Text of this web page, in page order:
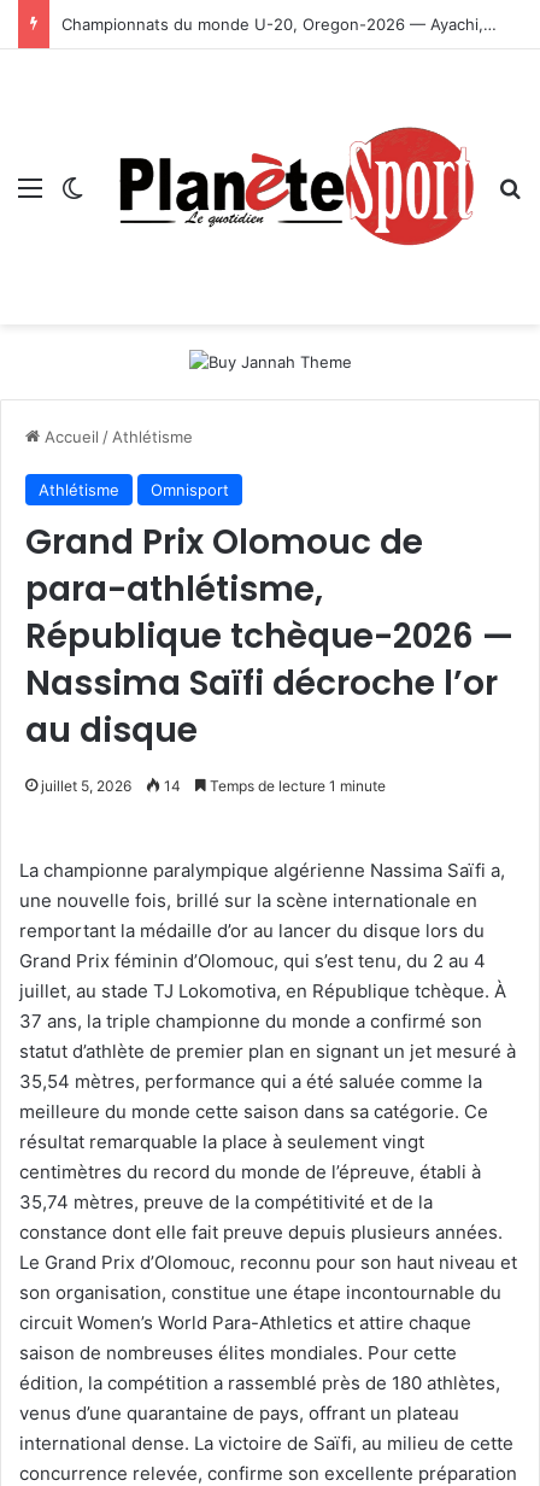
Championnats du monde U-20, Oregon-2026 — Ayachi, Dissa, Touahria et Ghezali en finale
Menu Switch skin
Accueil / Athlétisme
Athlétisme Omnisport
Grand Prix Olomouc de
para-athlétisme,
République tchèque-2026 —
Nassima Saïfi décroche l’or
au disque
juillet 5, 2026 14 Temps de lecture 1 minute
La championne paralympique algérienne Nassima Saïfi a,
une nouvelle fois, brillé sur la scène internationale en
remportant la médaille d’or au lancer du disque lors du
Grand Prix féminin d’Olomouc, qui s’est tenu, du 2 au 4
juillet, au stade TJ Lokomotiva, en République tchèque. À
37 ans, la triple championne du monde a confirmé son
statut d’athlète de premier plan en signant un jet mesuré à
35,54 mètres, performance qui a été saluée comme la
meilleure du monde cette saison dans sa catégorie. Ce
résultat remarquable la place à seulement vingt
centimètres du record du monde de l’épreuve, établi à
35,74 mètres, preuve de la compétitivité et de la
constance dont elle fait preuve depuis plusieurs années.
Le Grand Prix d’Olomouc, reconnu pour son haut niveau et
son organisation, constitue une étape incontournable du
circuit Women’s World Para-Athletics et attire chaque
saison de nombreuses élites mondiales. Pour cette
édition, la compétition a rassemblé près de 180 athlètes,
venus d’une quarantaine de pays, offrant un plateau
international dense. La victoire de Saïfi, au milieu de cette
concurrence relevée, confirme son excellente préparation